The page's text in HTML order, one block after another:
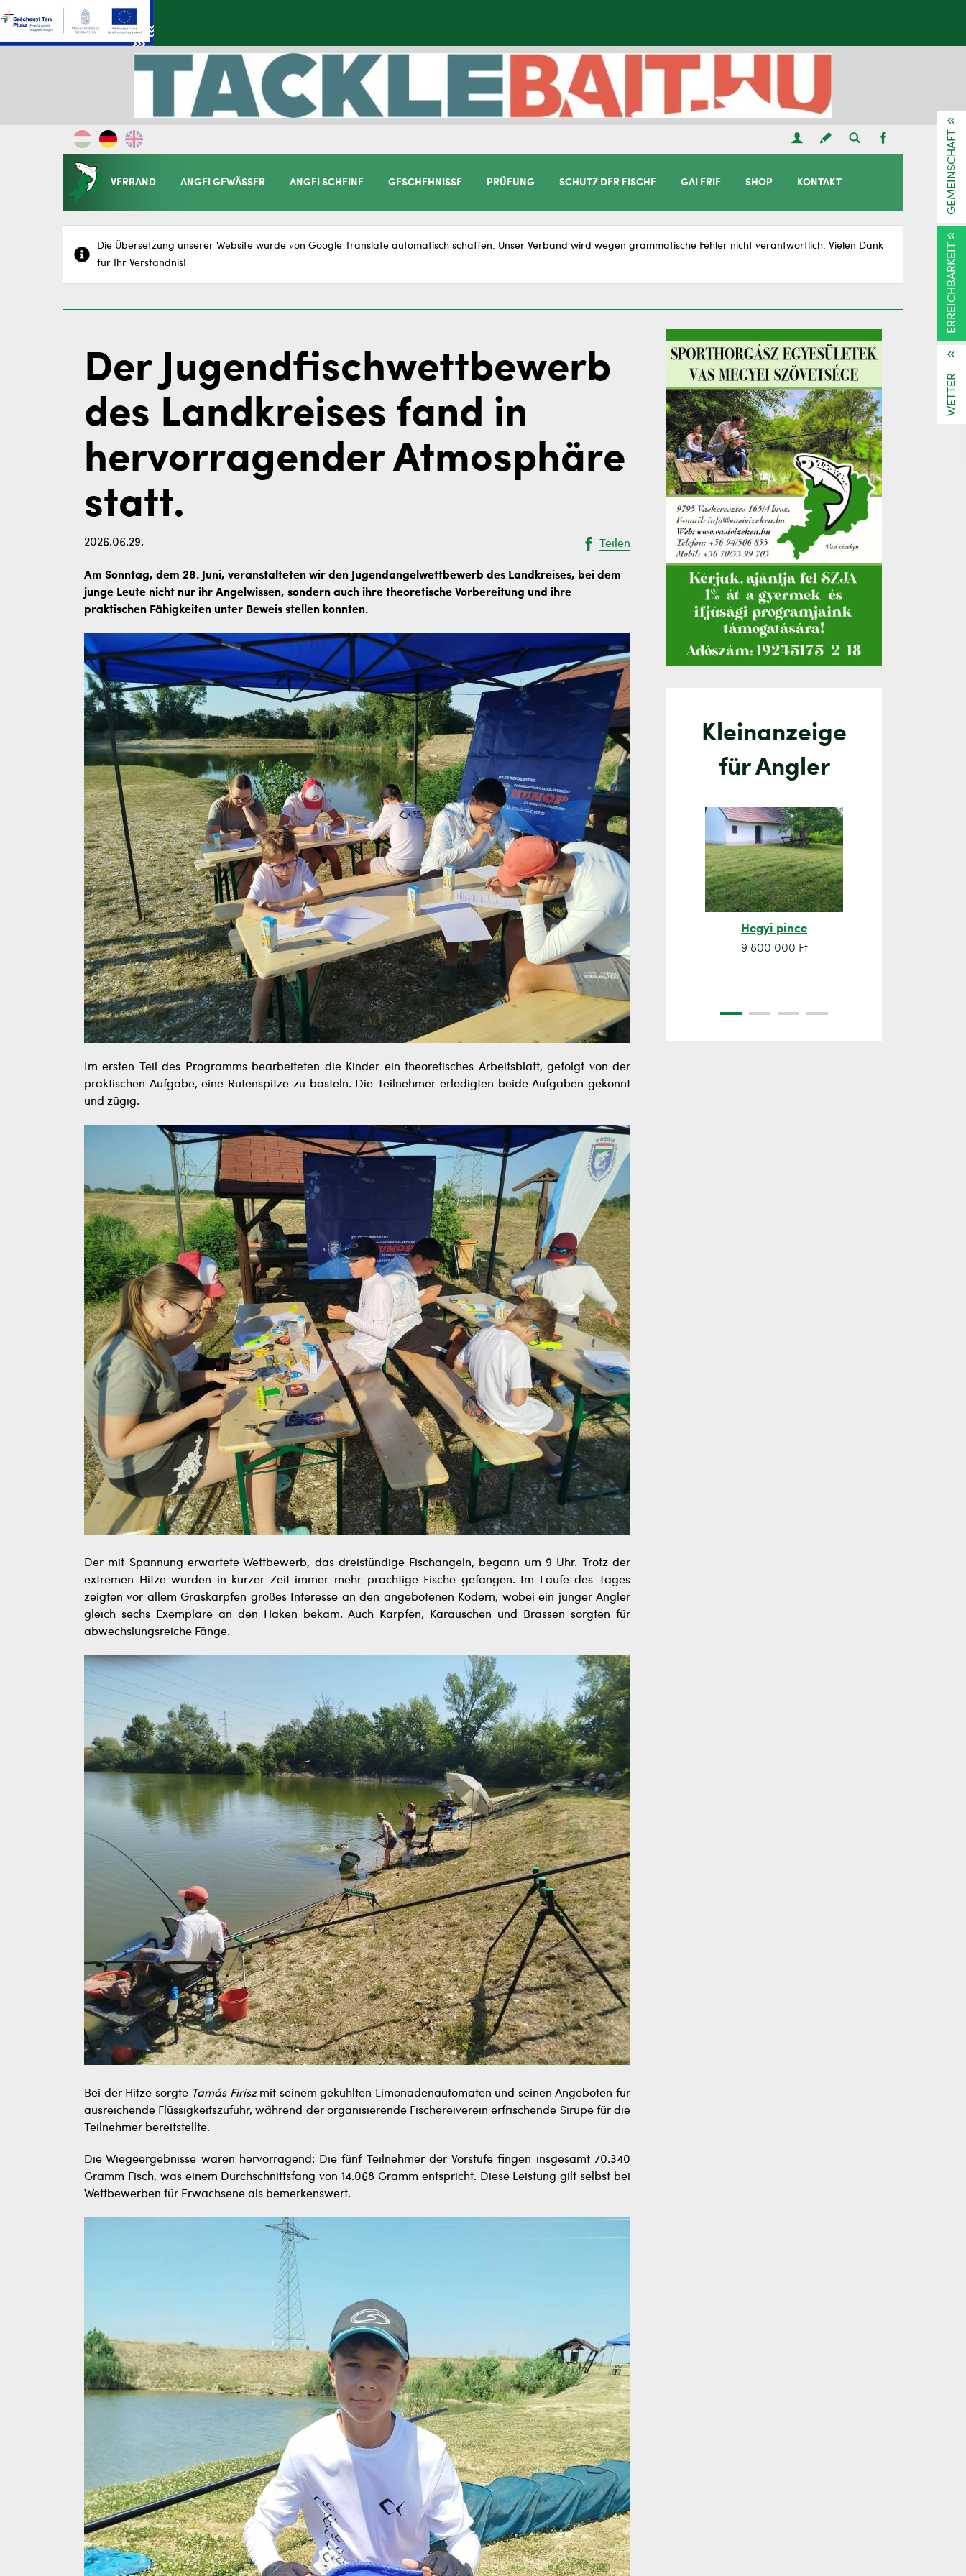
VERBAND ANGELGEWÄSSER ANGELSCHEINE GESCHEHNISSE PRÜFUNG SCHUTZ DER FISCHE GALERIE SHOP KONTAKT
Die Übersetzung unserer Website wurde von Google Translate automatisch schaffen. Unser Verband wird wegen grammatische Fehler nicht verantwortlich. Vielen Dank
für Ihr Verständnis!
Der Jugendfischwettbewerb
des Landkreises fand in
hervorragender Atmosphäre
statt.
2026.06.29. Teilen
Am Sonntag, dem 28. Juni, veranstalteten wir den Jugendangelwettbewerb des Landkreises, bei dem
junge Leute nicht nur ihr Angelwissen, sondern auch ihre theoretische Vorbereitung und ihre
praktischen Fähigkeiten unter Beweis stellen konnten.
Im ersten Teil des Programms bearbeiteten die Kinder ein theoretisches Arbeitsblatt, gefolgt von der
praktischen Aufgabe, eine Rutenspitze zu basteln. Die Teilnehmer erledigten beide Aufgaben gekonnt
und zügig.
Der mit Spannung erwartete Wettbewerb, das dreistündige Fischangeln, begann um 9 Uhr. Trotz der
extremen Hitze wurden in kurzer Zeit immer mehr prächtige Fische gefangen. Im Laufe des Tages
zeigten vor allem Graskarpfen großes Interesse an den angebotenen Ködern, wobei ein junger Angler
gleich sechs Exemplare an den Haken bekam. Auch Karpfen, Karauschen und Brassen sorgten für
abwechslungsreiche Fänge.
Bei der Hitze sorgte Tamás Firiszmit seinem gekühlten Limonadenautomaten und seinen Angeboten für
ausreichende Flüssigkeitszufuhr, während der organisierende Fischereiverein erfrischende Sirupe für die
Teilnehmer bereitstellte.
Die Wiegeergebnisse waren hervorragend: Die fünf Teilnehmer der Vorstufe fingen insgesamt 70.340
Gramm Fisch, was einem Durchschnittsfang von 14.068 Gramm entspricht. Diese Leistung gilt selbst bei
Wettbewerben für Erwachsene als bemerkenswert.
Kleinanzeige
für Angler
Hegyi pince
9 800 000 Ft
GEMEINSCHAFT
ERREICHBARKEIT
WETTER